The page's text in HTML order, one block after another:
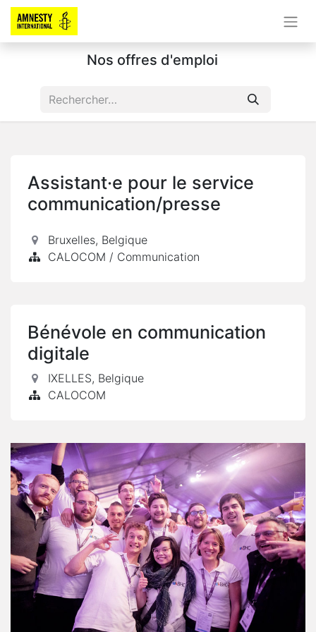
Nos offres d'emploi
Assistant·e pour le service
communication/presse
Bruxelles, Belgique
CALOCOM / Communication
Bénévole en communication
digitale
IXELLES, Belgique
CALOCOM